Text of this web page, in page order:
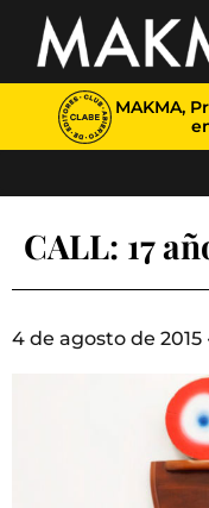
MAKMA,
CALL: 17
4 de agosto de 2015